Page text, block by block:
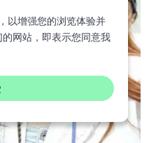
以增强您的浏览体验并
网站，即表示您同意我